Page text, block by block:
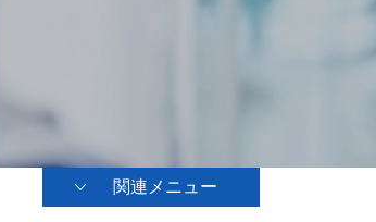
関連メニュー